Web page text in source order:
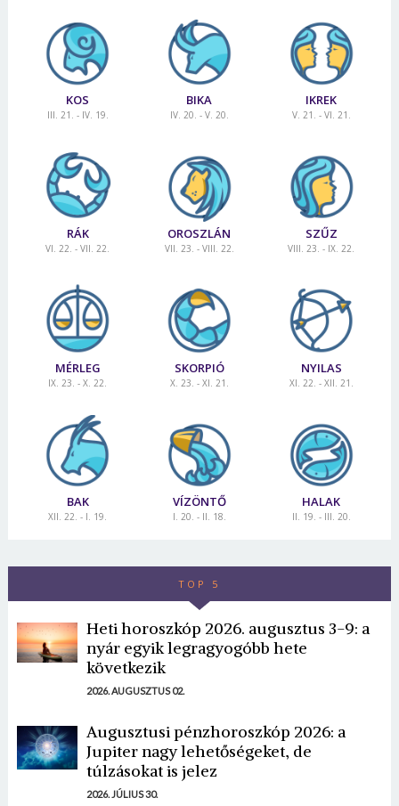
KOS
III. 21. - IV. 19.
BIKA
IV. 20. - V. 20.
IKREK
V. 21. - VI. 21.
RÁK
VI. 22. - VII. 22.
OROSZLÁN
VII. 23. - VIII. 22.
SZŰZ
VIII. 23. - IX. 22.
MÉRLEG
IX. 23. - X. 22.
SKORPIÓ
X. 23. - XI. 21.
NYILAS
XI. 22. - XII. 21.
BAK
XII. 22. - I. 19.
VÍZÖNTŐ
I. 20. - II. 18.
HALAK
II. 19. - III. 20.
TOP 5
Heti horoszkóp 2026. augusztus 3-9: a
nyár egyik legragyogóbb hete
következik
2026. AUGUSZTUS 02.
Augusztusi pénzhoroszkóp 2026: a
Jupiter nagy lehetőségeket, de
túlzásokat is jelez
2026. JÚLIUS 30.